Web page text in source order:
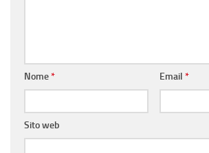
Nome* Email *
Sito web